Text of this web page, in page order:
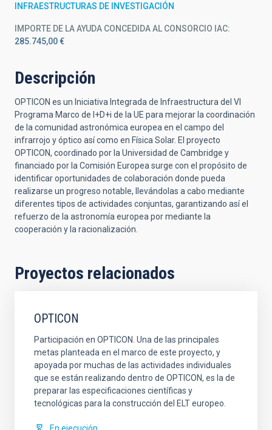
INFRAESTRUCTURAS DE INVESTIGACIÓN
IMPORTE DE LA AYUDA CONCEDIDA AL CONSORCIO IAC
285.745,00 €
Descripción
OPTICON es un Iniciativa Integrada de Infraestructura del VI
Programa Marco de I+D+i de la UE para mejorar la coordinación
de la comunidad astronómica europea en el campo del
infrarrojo y óptico así como en Física Solar. El proyecto
OPTICON, coordinado por la Universidad de Cambridge y
financiado por la Comisión Europea surge con el propósito de
identificar oportunidades de colaboración donde pueda
realizarse un progreso notable, llevándolas a cabo mediante
diferentes tipos de actividades conjuntas, garantizando así el
refuerzo de la astronomía europea por mediante la
cooperación y la racionalización.
Proyectos relacionados
OPTICON
Participación en OPTICON. Una de las principales
metas planteada en el marco de este proyecto, y
apoyada por muchas de las actividades individuales
que se están realizando dentro de OPTICON, es la de
preparar las especificaciones científicas y
tecnológicas para la construcción del ELT europeo.